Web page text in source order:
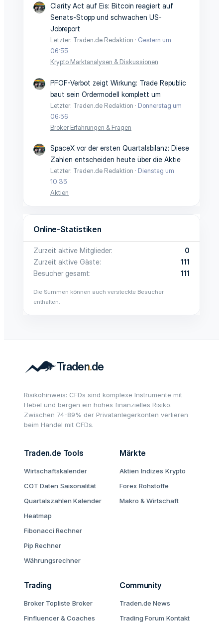
Clarity Act auf Eis: Bitcoin reagiert auf
Senats-Stopp und schwachen US-
Jobreport
Letzter: Traden.de Redaktion
Gestern um
06:55
Krypto Marktanalysen & Diskussionen
PFOF-Verbot zeigt Wirkung: Trade Republic
baut sein Ordermodell komplett um
Letzter: Traden.de Redaktion
Donnerstag um
06:56
Broker Erfahrungen & Fragen
SpaceX vor der ersten Quartalsbilanz: Diese
Zahlen entscheiden heute über die Aktie
Letzter: Traden.de Redaktion
Dienstag um
10:35
Aktien
Online-Statistiken
Zurzeit aktive Mitglieder
0
Zurzeit aktive Gäste
111
Besucher gesamt
111
Die Summen können auch versteckte Besucher
enthalten.
Risikohinweis: CFDs sind komplexe Instrumente mit
Hebel und bergen ein hohes finanzielles Risiko.
Zwischen 74-89% der Privatanlegerkonten verlieren
beim Handel mit CFDs.
Traden.de Tools
Wirtschaftskalender
COT Daten Saisonalität
Quartalszahlen Kalender
Heatmap
Fibonacci Rechner
Pip Rechner
Währungsrechner
Märkte
Aktien Indizes Krypto
Forex Rohstoffe
Makro & Wirtschaft
Trading
Broker Topliste Broker
Finfluencer & Coaches
Community
Traden.de News
Trading Forum Kontakt